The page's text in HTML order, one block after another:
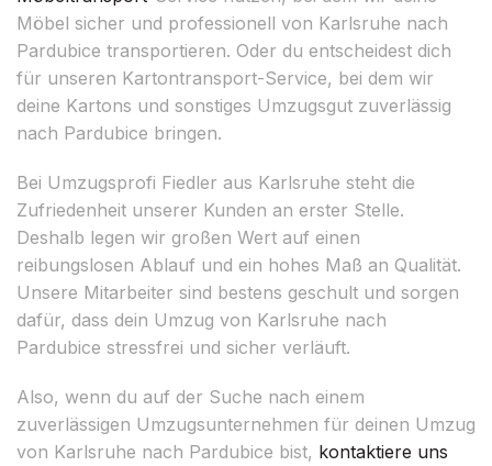
Möbel sicher und professionell von Karlsruhe nach
Pardubice transportieren. Oder du entscheidest dich
für unseren Kartontransport-Service, bei dem wir
deine Kartons und sonstiges Umzugsgut zuverlässig
nach Pardubice bringen.
Bei Umzugsprofi Fiedler aus Karlsruhe steht die
Zufriedenheit unserer Kunden an erster Stelle.
Deshalb legen wir großen Wert auf einen
reibungslosen Ablauf und ein hohes Maß an Qualität.
Unsere Mitarbeiter sind bestens geschult und sorgen
dafür, dass dein Umzug von Karlsruhe nach
Pardubice stressfrei und sicher verläuft.
Also, wenn du auf der Suche nach einem
zuverlässigen Umzugsunternehmen für deinen Umzug
von Karlsruhe nach Pardubice bist, kontaktiere uns